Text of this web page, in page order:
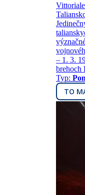
– 1. 3.
brehoch
Typ:
TO